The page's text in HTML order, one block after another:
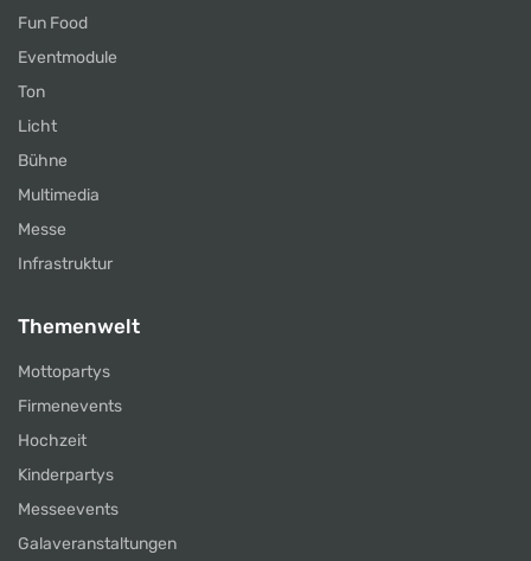
Fun Food
Eventmodule
Ton
Licht
Bühne
Multimedia
Messe
Infrastruktur
Themenwelt
Mottopartys
Firmenevents
Hochzeit
Kinderpartys
Messeevents
Galaveranstaltungen